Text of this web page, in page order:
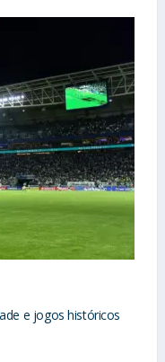
e jogos históricos